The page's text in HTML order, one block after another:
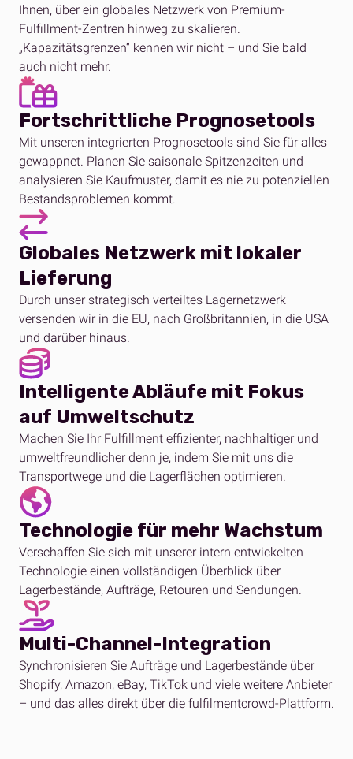
Ihnen, über ein globales Netzwerk von Premium-
Fulfillment-Zentren hinweg zu skalieren.
„Kapazitätsgrenzen“ kennen wir nicht – und Sie bald
auch nicht mehr.
Fortschrittliche Prognosetools
Mit unseren integrierten Prognosetools sind Sie für alles
gewappnet. Planen Sie saisonale Spitzenzeiten und
analysieren Sie Kaufmuster, damit es nie zu potenziellen
Bestandsproblemen kommt.
Globales Netzwerk mit lokaler
Lieferung
Durch unser strategisch verteiltes Lagernetzwerk
versenden wir in die EU, nach Großbritannien, in die USA
und darüber hinaus.
Intelligente Abläufe mit Fokus
auf Umweltschutz
Machen Sie Ihr Fulfillment effizienter, nachhaltiger und
umweltfreundlicher denn je, indem Sie mit uns die
Transportwege und die Lagerflächen optimieren.
Technologie für mehr Wachstum
Verschaffen Sie sich mit unserer intern entwickelten
Technologie einen vollständigen Überblick über
Lagerbestände, Aufträge, Retouren und Sendungen.
Multi-Channel-Integration
Synchronisieren Sie Aufträge und Lagerbestände über
Shopify, Amazon, eBay, TikTok und viele weitere Anbieter
– und das alles direkt über die fulfilmentcrowd-Plattform.